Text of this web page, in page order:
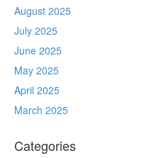
August 2025
July 2025
June 2025
May 2025
April 2025
March 2025
Categories